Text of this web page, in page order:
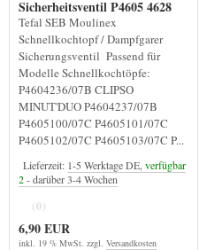
Sicherheitsventil P4605 4628
Tefal SEB Moulinex
Schnellkochtopf / Dampfgarer
Sicherungsventil Passend für
Modelle Schnellkochtöpfe:
P4604236/07B CLIPSO
MINUT'DUO P4604237/07B
P4605100/07C P4605101/07C
P4605102/07C P4605103/07C P...
Lieferzeit: 1-5 Werktage DE, verfügbar
2- darüber 3-4 Wochen
(0)
6,90 EUR
inkl. 19 % MwSt. zzgl. Versandkosten